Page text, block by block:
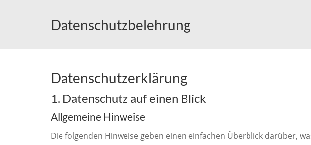
Datenschutzbelehrung
Datenschutzerklärung
1. Datenschutz auf einen Blick
Allgemeine Hinweise
Die folgenden Hinweise geben einen einfachen Überblick darüber,